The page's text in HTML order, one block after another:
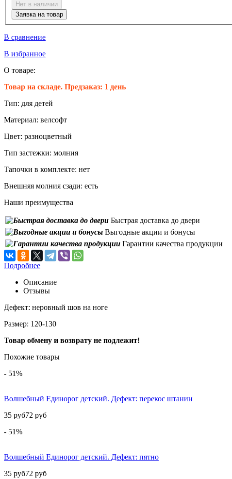
Нет в наличии
Заявка на товар
В сравнение
В избранное
О товаре:
Товар на складе. Предзаказ: 1 день
Тип: для детей
Материал: велсофт
Цвет: разноцветный
Тип застежки: молния
Тапочки в комплекте: нет
Внешняя молния сзади: есть
Наши преимущества
Быстрая доставка до двери
Выгодные акции и бонусы
Гарантии качества продукции
Подробнее
Описание
Отзывы
Дефект: неровный шов на ноге
Размер: 120-130
Товар обмену и возврату не подлежит!
Похожие товары
- 51%
Волшебный Единорог детский. Дефект: перекос штанин
35 руб72 руб
- 51%
Волшебный Единорог детский. Дефект: пятно
35 руб72 руб